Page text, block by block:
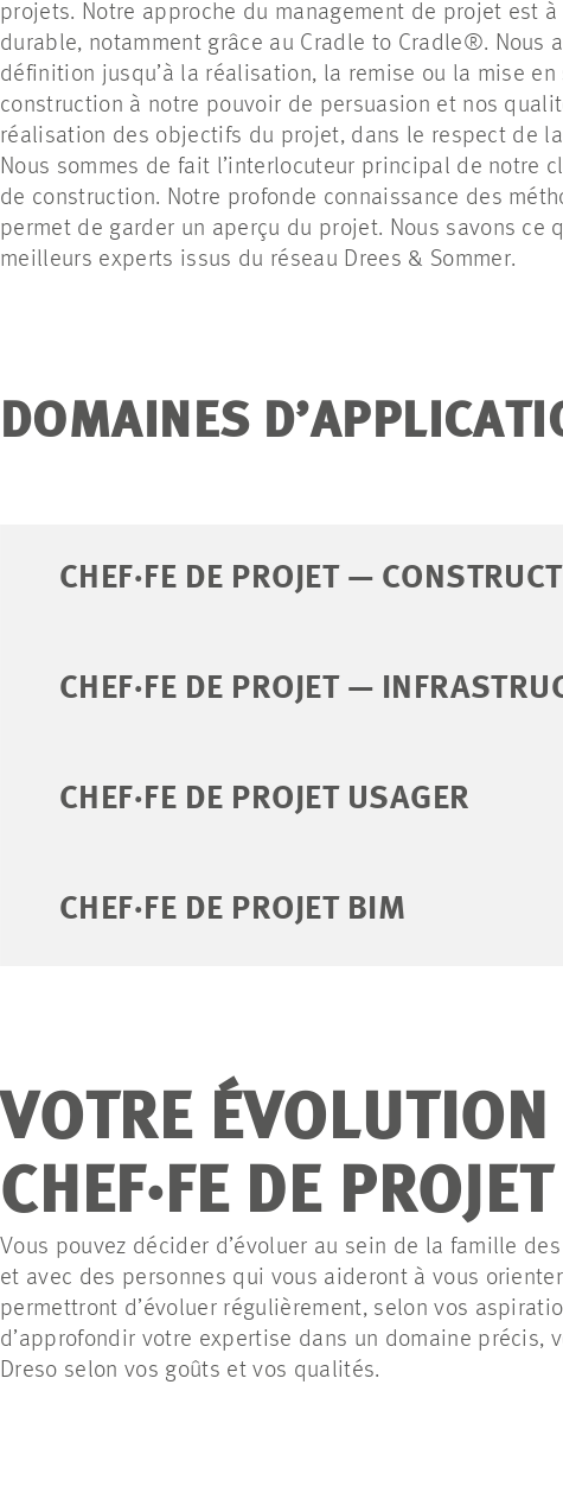
projets. Notre approche du management de projet est
durable, notamment grâce au Cradle to Cradle®. Nous
définition jusqu’à la réalisation, la remise ou la mise
construction à notre pouvoir de persuasion et nos
réalisation des objectifs du projet, dans le respect de
Nous sommes de fait l’interlocuteur principal de notre
de construction. Notre profonde connaissance des
permet de garder un aperçu du projet. Nous savons
meilleurs experts issus du réseau Drees & Sommer.
DOMAINES
CHEF·FE DE PROJET —
CHEF·FE DE PROJET —
CHEF·FE DE PROJET USAGER
CHEF·FE DE PROJET BIM
VOTRE
CHEF·FE DE PROJET
Vous pouvez décider d’évoluer au sein de la famille
et avec des personnes qui vous aideront à vous
permettront d’évoluer régulièrement, selon vos
d’approfondir votre expertise dans un domaine précis,
Dreso selon vos goûts et vos qualités.